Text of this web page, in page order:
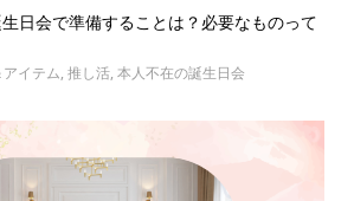
日会で準備することは？必要なものって
イテム, 推し活, 本人不在の誕生日会